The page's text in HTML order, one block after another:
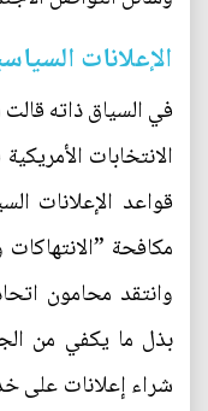
الإعلانات
في السياق ذاته
الانتخابات
قواعد الإعلانات
مكافحة
وانتقد محامون
بذل ما يكفي من
شراء إعلانات على